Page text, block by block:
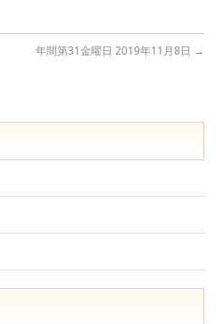
年間第31金曜日 2019年11月8日 →